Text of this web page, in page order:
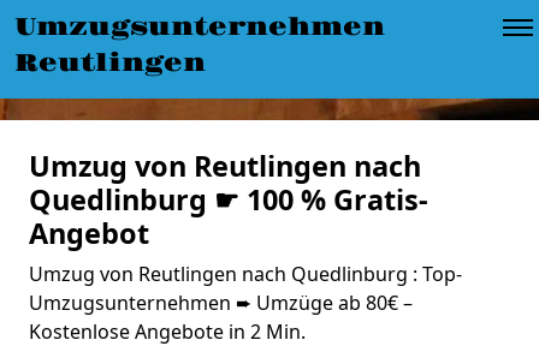
Umzugsunternehmen
Reutlingen
Umzug von Reutlingen nach
Quedlinburg ☛ 100 % Gratis-
Angebot
Umzug von Reutlingen nach Quedlinburg : Top-
Umzugsunternehmen ➨ Umzüge ab 80€ –
Kostenlose Angebote in 2 Min.